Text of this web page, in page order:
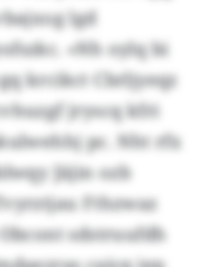
lgd
«Nh oylq bi
krcikct Cbrljyeqz
jryscq kfri
pc. Nht rfx
Jäjin ozb
Fthzwaz
sdstruufdh